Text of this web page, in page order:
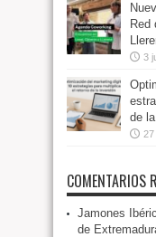
Red
3
de
COMENTARIOS
Jamones
de